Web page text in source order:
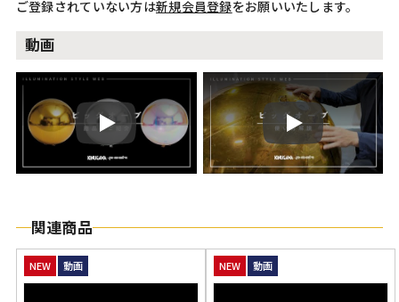
ご登録されていない方は新規会員登録をお願いいたします。
動画
Play Play
関連商品
NEW 動画 NEW 動画